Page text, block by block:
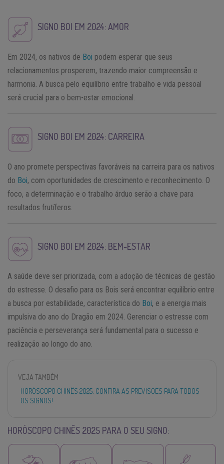
SIGNO BOI EM 2024: AMOR
Em 2024, os nativos de Boi podem esperar que seus
relacionamentos prosperem, trazendo maior compreensão e
harmonia. A busca pelo equilíbrio entre trabalho e vida pessoal
será crucial para o bem-estar emocional.
SIGNO BOI EM 2024: CARREIRA
O ano promete perspectivas favoráveis na carreira para os nativos
do Boi, com oportunidades de crescimento e reconhecimento. O
foco, a determinação e o trabalho árduo serão a chave para
resultados frutíferos.
SIGNO BOI EM 2024: BEM-ESTAR
A saúde deve ser priorizada, com a adoção de técnicas de gestão
do estresse. O desafio para os Bois será encontrar equilíbrio entre
a busca por estabilidade, característica do Boi, e a energia mais
impulsiva do ano do Dragão em 2024. Gerenciar o estresse com
paciência e perseverança será fundamental para o sucesso e
realização ao longo do ano.
VEJA TAMBÉM
HORÓSCOPO CHINÊS 2025: CONFIRA AS PREVISÕES PARA TODOS
OS SIGNOS!
HORÓSCOPO CHINÊS 2025 PARA O SEU SIGNO: